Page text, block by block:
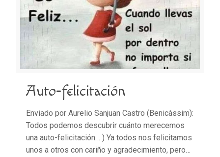
Auto-felicitación
Enviado por Aurelio Sanjuan Castro (Benicàssim):
Todos podemos descubrir cuánto merecemos
una auto-felicitación… ) Ya todos nos felicitamos
unos a otros con cariño y agradecimiento, pero…